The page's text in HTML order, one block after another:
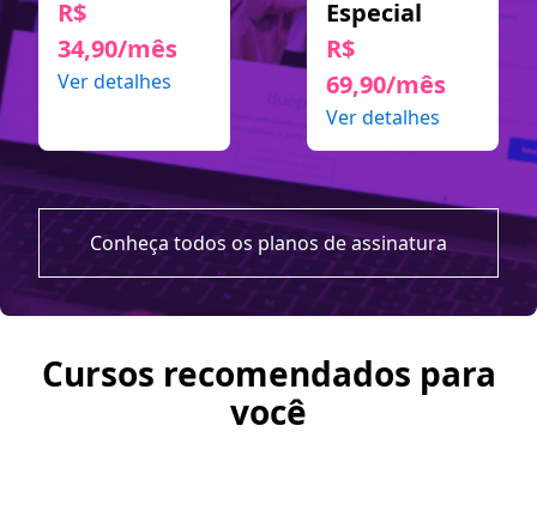
R$
34,90/mês
Ver detalhes
Especial
R$
69,90/mês
Ver detalhes
Conheça todos os planos de assinatura
Cursos recomendados para
você